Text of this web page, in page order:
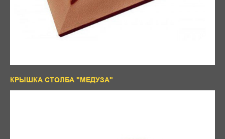
КРЫШКА СТОЛБА "МЕДУЗА"